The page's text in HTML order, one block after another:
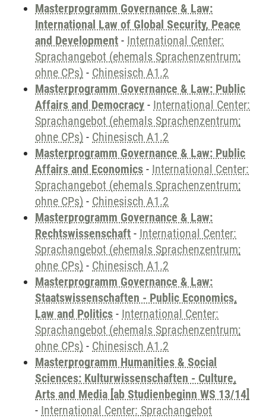
Masterprogramm Governance & Law:
International Law of Global Security, Peace
and Development - International Center:
Sprachangebot (ehemals Sprachenzentrum;
ohne CPs) - Chinesisch A1.2
Masterprogramm Governance & Law: Public
Affairs and Democracy - International Center:
Sprachangebot (ehemals Sprachenzentrum;
ohne CPs) - Chinesisch A1.2
Masterprogramm Governance & Law: Public
Affairs and Economics - International Center:
Sprachangebot (ehemals Sprachenzentrum;
ohne CPs) - Chinesisch A1.2
Masterprogramm Governance & Law:
Rechtswissenschaft - International Center:
Sprachangebot (ehemals Sprachenzentrum;
ohne CPs) - Chinesisch A1.2
Masterprogramm Governance & Law:
Staatswissenschaften - Public Economics,
Law and Politics - International Center:
Sprachangebot (ehemals Sprachenzentrum;
ohne CPs) - Chinesisch A1.2
Masterprogramm Humanities & Social
Sciences: Kulturwissenschaften - Culture,
Arts and Media [ab Studienbeginn WS 13/14]
- International Center: Sprachangebot